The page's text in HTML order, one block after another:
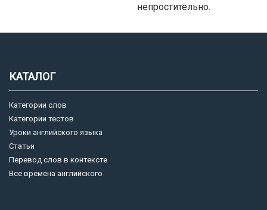
непростительно.
КАТАЛОГ
Категории слов
Категории тестов
Уроки английского языка
Статьи
Перевод слов в контексте
Все времена английского